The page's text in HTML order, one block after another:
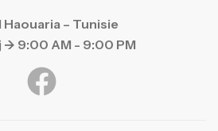
Haouaria – Tunisie
-> 9:00 AM - 9:00 PM